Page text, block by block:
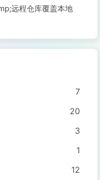
远程仓库覆盖本地
7
20
3
1
12